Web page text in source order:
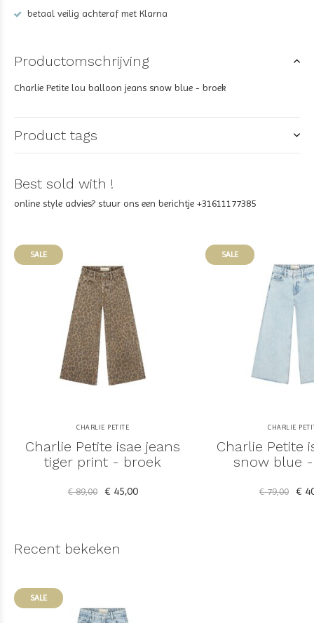
betaal veilig achteraf met Klarna
Productomschrijving
Charlie Petite lou balloon jeans snow blue - broek
Product tags
Best sold with !
online style advies? stuur ons een berichtje +31611177385
SALE
CHARLIE PETITE
Charlie Petite isae jeans
tiger print - broek
€ 89,00 € 45,00
SALE
CHARLIE
Charlie Petite
snow blue
€ 79,00 €
Recent bekeken
SALE